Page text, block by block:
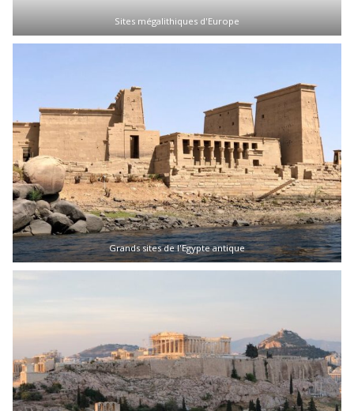
Sites mégalithiques d'Europe
Grands sites de l'Egypte antique